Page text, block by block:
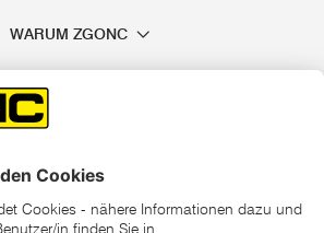
WARUM ZGONC